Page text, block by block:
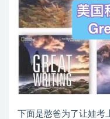
下面是憨爸为了让娃考